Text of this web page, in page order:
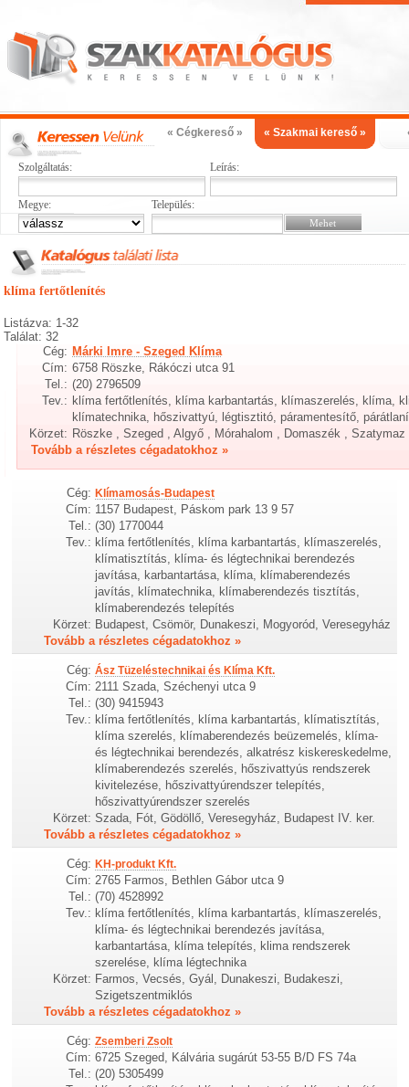
« Cégkereső » « Szakmai kereső »
Szolgáltatás: Leírás:
Megye: Település:
klíma fertőtlenítés
Listázva: 1-32
Találat: 32
Cég: Márki Imre - Szeged Klíma
Cím: 6758 Röszke, Rákóczi utca 91
Tel.: (20) 2796509
Tev.: klíma fertőtlenítés, klíma karbantartás, klímaszerelés, klíma,
klímatechnika, hőszivattyú, légtisztitó, páramentesítő,
Körzet: Röszke , Szeged , Algyő , Mórahalom , Domaszék , Szatymaz
Tovább a részletes cégadatokhoz »
Cég: Klímamosás-Budapest
Cím: 1157 Budapest, Páskom park 13 9 57
Tel.: (30) 1770044
Tev.: klíma fertőtlenítés, klíma karbantartás, klímaszerelés,
klímatisztítás, klíma- és légtechnikai berendezés
javítása, karbantartása, klíma, klímaberendezés
javítás, klímatechnika, klímaberendezés tisztítás,
klímaberendezés telepítés
Körzet: Budapest, Csömör, Dunakeszi, Mogyoród, Veresegyház
Tovább a részletes cégadatokhoz »
Cég: Ász Tüzeléstechnikai és Klíma Kft.
Cím: 2111 Szada, Széchenyi utca 9
Tel.: (30) 9415943
Tev.: klíma fertőtlenítés, klíma karbantartás, klímatisztítás,
klíma szerelés, klímaberendezés beüzemelés, klíma-
és légtechnikai berendezés, alkatrész kiskereskedelme,
klímaberendezés szerelés, hőszivattyús rendszerek
kivitelezése, hőszivattyúrendszer telepítés,
hőszivattyúrendszer szerelés
Körzet: Szada, Fót, Gödöllő, Veresegyház, Budapest IV. ker.
Tovább a részletes cégadatokhoz »
Cég: KH-produkt Kft.
Cím: 2765 Farmos, Bethlen Gábor utca 9
Tel.: (70) 4528992
Tev.: klíma fertőtlenítés, klíma karbantartás, klímaszerelés,
klíma- és légtechnikai berendezés javítása,
karbantartása, klíma telepítés, klima rendszerek
szerelése, klíma légtechnika
Körzet: Farmos, Vecsés, Gyál, Dunakeszi, Budakeszi,
Szigetszentmiklós
Tovább a részletes cégadatokhoz »
Cég: Zsemberi Zsolt
Cím: 6725 Szeged, Kálvária sugárút 53-55 B/D FS 74a
Tel.: (20) 5305499